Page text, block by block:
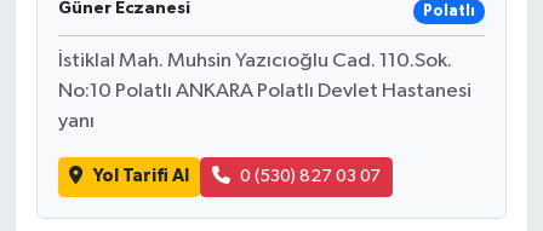
Güner Eczanesi Polatlı
İstiklal Mah. Muhsin Yazıcıoğlu Cad. 110.Sok.
No:10 Polatlı ANKARA Polatlı Devlet Hastanesi
yanı
Yol Tarifi Al 0 (530) 827 03 07